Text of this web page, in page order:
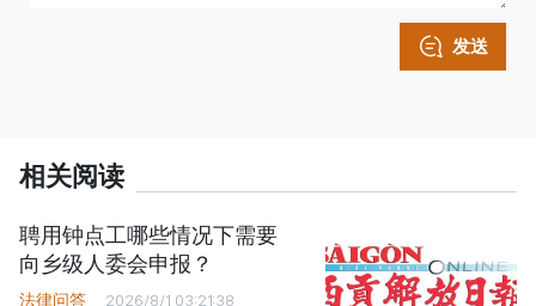
发送
相关阅读
聘用钟点工哪些情况下需要
向乡级人委会申报？
法律问答 2026/8/1 03:21:38